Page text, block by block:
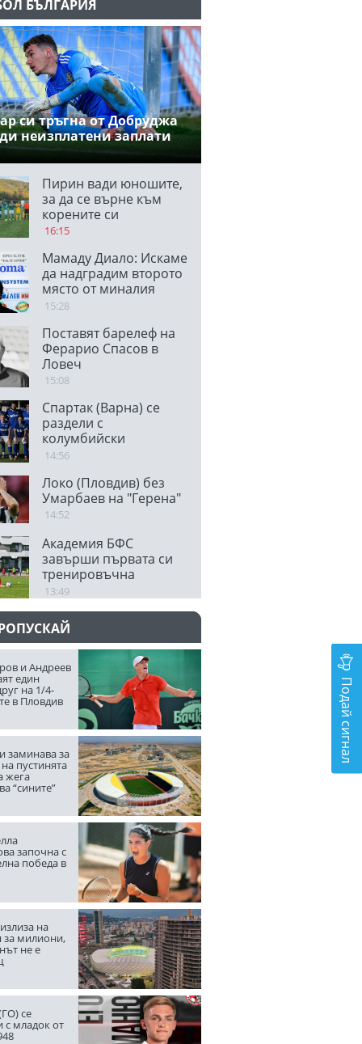
БЪЛГАРИЯ
си тръгна от Добруджа
неизплатени заплати
Пирин вади юношите,
за да се върне към
корените си
16:15
Мамаду Диало: Искаме
да надградим второто
място от миналия
сезон, вярвам, че ще
Панатинайкос
15:28
Поставят барелеф на
Ферарио Спасов в
Ловеч
15:08
Спартак (Варна) се
раздели с
колумбийски
защитник
14:56
Локо (Пловдив) без
Умарбаев на "Герена"
14:52
Академия БФС
завърши първата си
тренировъчна
седмица
13:49
и Андреев
един
на 1/4-
в Пловдив
заминава за
пустинята
жега
“сините”
започна с
победа в
на
за милиони,
не е
се
с младок от
Подай сигнал